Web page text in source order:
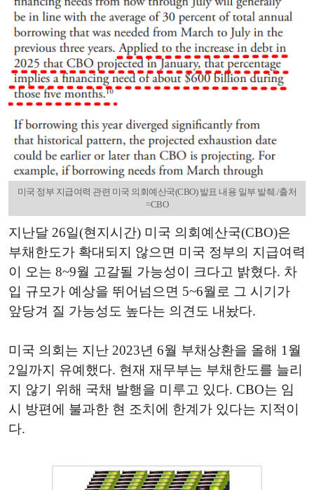
미국 정부 지급여력 관련 미국 의회예산국(CBO) 발표 내용 일부 발췌./출처
=CBO
지난달 26일(현지시간) 미국 의회예산국(CBO)은
부채한도가 확대되지 않으면 미국 정부의 지급여력
이 오는 8~9월 고갈될 가능성이 크다고 밝혔다. 차
입 규모가 예상을 뛰어넘으면 5~6월로 그 시기가
앞당겨 질 가능성도 높다는 의견도 내놨다.
미국 의회는 지난 2023년 6월 부채상환을 올해 1월
2일까지 유예했다. 현재 재무부는 부채한도를 늘리
지 않기 위해 국채 발행을 미루고 있다. CBO는 임
시 방편에 불과한 현 조치에 한계가 있다는 지적이
다.